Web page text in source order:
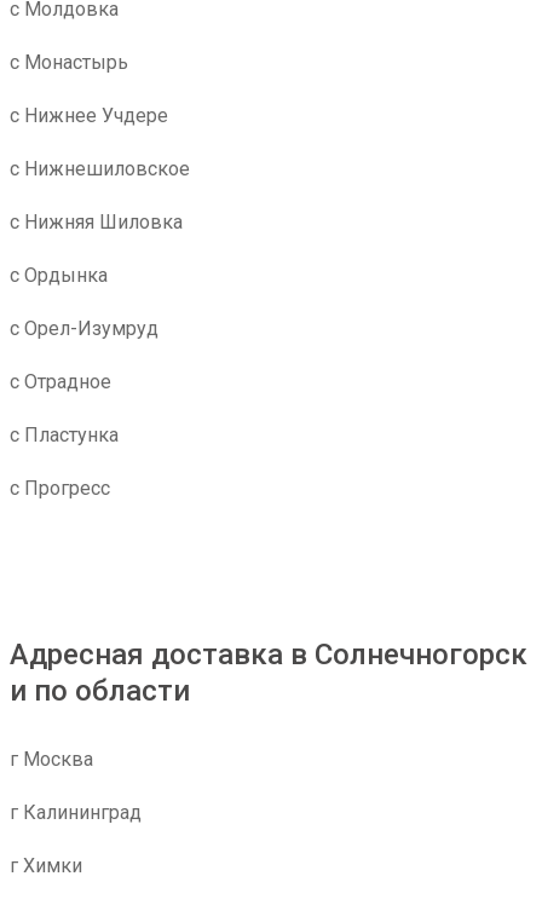
с Молдовка
с Монастырь
с Нижнее Учдере
с Нижнешиловское
с Нижняя Шиловка
с Ордынка
с Орел-Изумруд
с Отрадное
с Пластунка
с Прогресс
Адресная доставка в Солнечногорск
и по области
г Москва
г Калининград
г Химки